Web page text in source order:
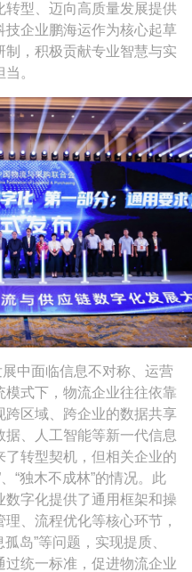
转型、迈向高质量发展提供
企业鹏海运作为核心起草
，积极贡献专业智慧与实
。
中面临信息不对称、运营
模式下，物流企业往往依靠
跨区域、跨企业的数据共享
、人工智能等新一代信息
转型契机，但相关企业的
“独木不成林”的情况。此
字化提供了通用框架和操
、流程优化等核心环节，
岛”等问题，实现提质、
统一标准，促进物流企业